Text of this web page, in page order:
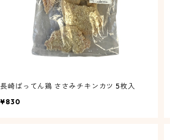
長崎ばってん鶏 ささみチキンカツ 5枚入
¥830